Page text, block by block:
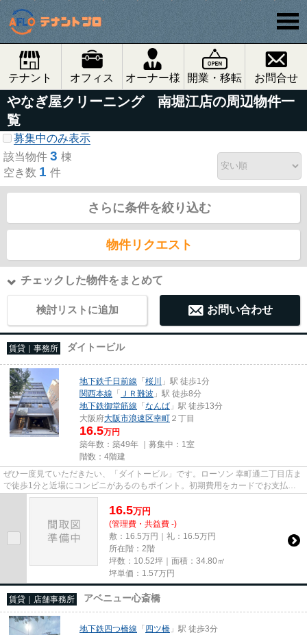
テナント オフィス オーナー様 開業・移転 お問合せ
やなぎ屋クリーニング 南堀江店の周辺物件一
覧
募集中のみ表示
該当物件 3 棟
空き数 1 件
さらに条件を絞り込む
物件リクエスト
チェックした物件をまとめて
検討リストに追加 お問い合わせ
賃貸｜事務所 ダイトービル
地下鉄千日前線 「桜川
」駅 徒歩1分
関西本線 「 ＪＲ難波 」駅 徒歩8分
地下鉄御堂筋線 「なんば 」駅 徒歩13分
大阪府大阪市浪速区幸町 ２丁目
16.5万円
築年数：築49年 ｜募集中： 1室
階数：4階建
ぜひ一度見ていただきたい、「ダイトービル」です。ローソン 幸町通二丁目店ま
で徒歩1分と近場にコンビニがあるのもポイント。初期費用をカードでお支払い
いただけるので、カードで決...
16.5万円
(管理費・共益費 -)
敷：16.5万円｜礼：16.5万円
所在階：2階
坪数：10.52坪｜面積：34.80㎡
坪単価： 1.57万円
賃貸｜店舗事務所 アベニュー心斎橋
地下鉄四つ橋線 「四ツ橋 」駅 徒歩3分